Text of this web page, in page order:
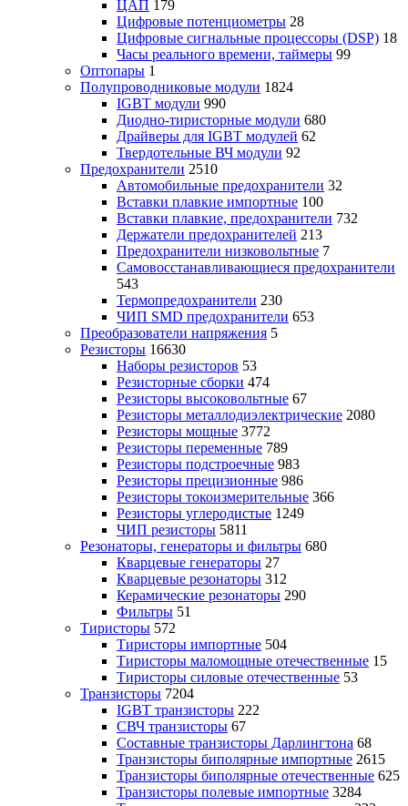
ЦАП 179
Цифровые потенциометры 28
Цифровые сигнальные процессоры (DSP) 18
Часы реального времени, таймеры 99
Оптопары 1
Полупроводниковые модули 1824
IGBT модули 990
Диодно-тиристорные модули 680
Драйверы для IGBT модулей 62
Твердотельные ВЧ модули 92
Предохранители 2510
Автомобильные предохранители 32
Вставки плавкие импортные 100
Вставки плавкие, предохранители 732
Держатели предохранителей 213
Предохранители низковольтные 7
Самовосстанавливающиеся предохранители
543
Термопредохранители 230
ЧИП SMD предохранители 653
Преобразователи напряжения 5
Резисторы 16630
Наборы резисторов 53
Резисторные сборки 474
Резисторы высоковольтные 67
Резисторы металлодиэлектрические 2080
Резисторы мощные 3772
Резисторы переменные 789
Резисторы подстроечные 983
Резисторы прецизионные 986
Резисторы токоизмерительные 366
Резисторы углеродистые 1249
ЧИП резисторы 5811
Резонаторы, генераторы и фильтры 680
Кварцевые генераторы 27
Кварцевые резонаторы 312
Керамические резонаторы 290
Фильтры 51
Тиристоры 572
Тиристоры импортные 504
Тиристоры маломощные отечественные 15
Тиристоры силовые отечественные 53
Транзисторы 7204
IGBT транзисторы 222
СВЧ транзисторы 67
Составные транзисторы Дарлингтона 68
Транзисторы биполярные импортные 2615
Транзисторы биполярные отечественные 625
Транзисторы полевые импортные 3284